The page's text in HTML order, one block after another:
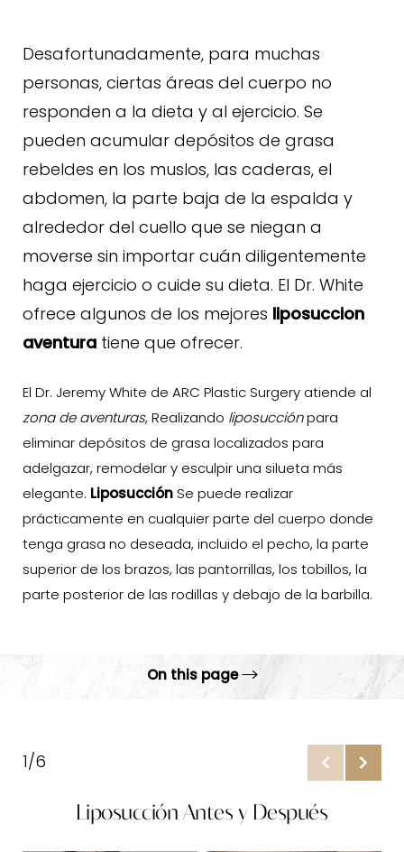
Desafortunadamente, para muchas
personas, ciertas áreas del cuerpo no
responden a la dieta y al ejercicio. Se
pueden acumular depósitos de grasa
rebeldes en los muslos, las caderas, el
abdomen, la parte baja de la espalda y
alrededor del cuello que se niegan a
moverse sin importar cuán diligentemente
haga ejercicio o cuide su dieta. El Dr. White
ofrece algunos de los mejores liposuccion
aventura tiene que ofrecer.
El Dr. Jeremy White de ARC Plastic Surgery atiende al
zona de aventuras, Realizando liposucciónpara
eliminar depósitos de grasa localizados para
adelgazar, remodelar y esculpir una silueta más
elegante. Liposucción Se puede realizar
prácticamente en cualquier parte del cuerpo donde
tenga grasa no deseada, incluido el pecho, la parte
superior de los brazos, las pantorrillas, los tobillos, la
parte posterior de las rodillas y debajo de la barbilla.
On this page
Tipos
1/6
Liposucción Antes y Después